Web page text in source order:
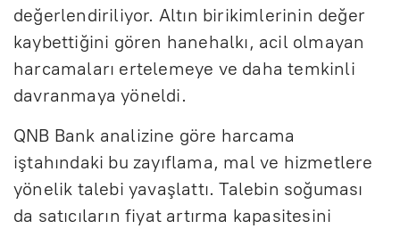
değerlendiriliyor. Altın birikimlerinin değer
kaybettiğini gören hanehalkı, acil olmayan
harcamaları ertelemeye ve daha temkinli
davranmaya yöneldi.
QNB Bank analizine göre harcama
iştahındaki bu zayıflama, mal ve hizmetlere
yönelik talebi yavaşlattı. Talebin soğuması
da satıcıların fiyat artırma kapasitesini